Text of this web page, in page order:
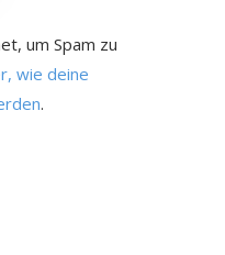
um Spam zu
wie deine
.